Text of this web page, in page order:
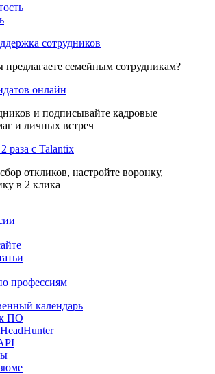
сотрудников
предлагаете семейным сотрудникам?
онлайн
и подписывайте кадровые
и личных встреч
раза с Talantix
откликов, настройте воронку,
в 2 клика
профессиям
календарь
к ПО